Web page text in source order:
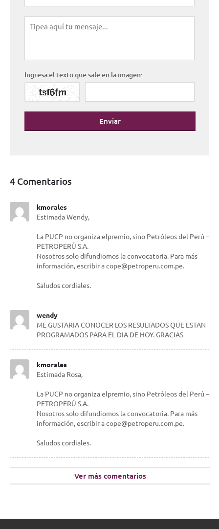
Ingresa el texto que sale en la imagen:
Enviar
4 Comentarios
kmorales
Estimada Wendy,
La PUCP no organiza elpremio, sino Petróleos del Perú –
PETROPERÚ S.A.
Nosotros solo difundiomos la convocatoria. Para más
información, escribir a cope@petroperu.com.pe.
Saludos cordiales.
wendy
ME GUSTARIA CONOCER LOS RESULTADOS QUE ESTAN
PROGRAMADOS PARA EL DIA DE HOY. GRACIAS
kmorales
Estimada Rosa,
La PUCP no organiza elpremio, sino Petróleos del Perú –
PETROPERÚ S.A.
Nosotros solo difundiomos la convocatoria. Para más
información, escribir a cope@petroperu.com.pe.
Saludos cordiales.
Ver más comentarios